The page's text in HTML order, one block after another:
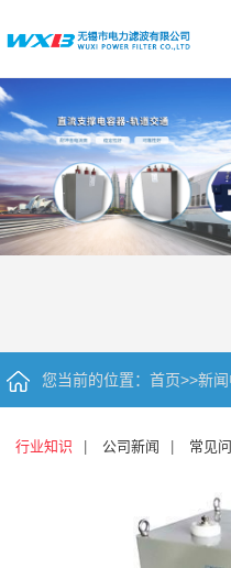
您当前的位置：首页>>新
行业知识 公司新闻 常见